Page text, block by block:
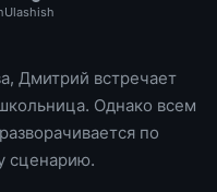
Ulashish
Дмитрий встречает
Однако всем
по
сценарию.